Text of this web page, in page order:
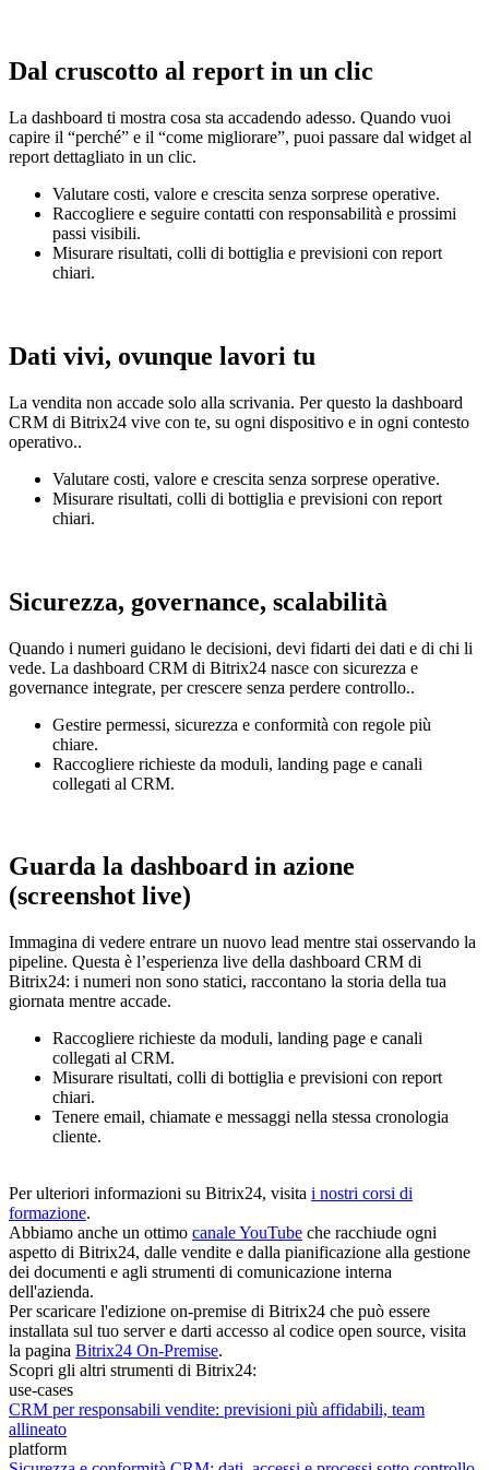
Dal cruscotto al report in un clic
La dashboard ti mostra cosa sta accadendo adesso. Quando vuoi
capire il “perché” e il “come migliorare”, puoi passare dal widget al
report dettagliato in un clic.
Valutare costi, valore e crescita senza sorprese operative.
Raccogliere e seguire contatti con responsabilità e prossimi
passi visibili.
Misurare risultati, colli di bottiglia e previsioni con report
chiari.
Dati vivi, ovunque lavori tu
La vendita non accade solo alla scrivania. Per questo la dashboard
CRM di Bitrix24 vive con te, su ogni dispositivo e in ogni contesto
operativo..
Valutare costi, valore e crescita senza sorprese operative.
Misurare risultati, colli di bottiglia e previsioni con report
chiari.
Sicurezza, governance, scalabilità
Quando i numeri guidano le decisioni, devi fidarti dei dati e di chi li
vede. La dashboard CRM di Bitrix24 nasce con sicurezza e
governance integrate, per crescere senza perdere controllo..
Gestire permessi, sicurezza e conformità con regole più
chiare.
Raccogliere richieste da moduli, landing page e canali
collegati al CRM.
Guarda la dashboard in azione
(screenshot live)
Immagina di vedere entrare un nuovo lead mentre stai osservando la
pipeline. Questa è l’esperienza live della dashboard CRM di
Bitrix24: i numeri non sono statici, raccontano la storia della tua
giornata mentre accade.
Raccogliere richieste da moduli, landing page e canali
collegati al CRM.
Misurare risultati, colli di bottiglia e previsioni con report
chiari.
Tenere email, chiamate e messaggi nella stessa cronologia
cliente.
Per ulteriori informazioni su Bitrix24, visita i nostri corsi di
formazione.
Abbiamo anche un ottimo canale YouTube che racchiude ogni
aspetto di Bitrix24, dalle vendite e dalla pianificazione alla gestione
dei documenti e agli strumenti di comunicazione interna
dell'azienda.
Per scaricare l'edizione on-premise di Bitrix24 che può essere
installata sul tuo server e darti accesso al codice open source, visita
la pagina Bitrix24 On-Premise.
Scopri gli altri strumenti di Bitrix24:
use-cases
CRM per responsabili vendite: previsioni più affidabili, team
allineato
platform